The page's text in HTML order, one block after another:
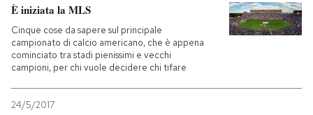
È iniziata la MLS
Cinque cose da sapere sul principale
campionato di calcio americano, che è appena
cominciato tra stadi pienissimi e vecchi
campioni, per chi vuole decidere chi tifare
24/5/2017